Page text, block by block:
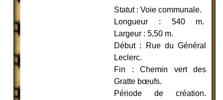
Statut : Voie communale.
Longueur : 540 m.
Largeur : 5,50 m.
Début : Rue du Général
Leclerc.
Fin : Chemin vert des
Gratte bœufs.
Période de création.